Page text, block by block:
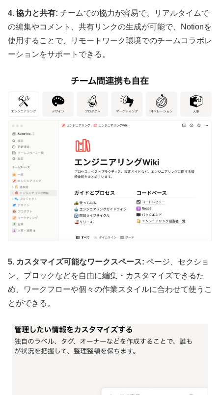
4. 協力と共有: チームでの協力が容易で、リアルタイムで
の編集やコメント、共有リンクの生成が可能で、Notionを
使用することで、リモートワーク環境でのチームコラボレ
ーションをサポートできる。
5. カスタマイズ可能なワークスペース: ページ、セクショ
ン、ブロックなどを自由に編集・カスタマイズできるた
め、ワークフローや個々の作業スタイルに合わせて使うこ
とができる。